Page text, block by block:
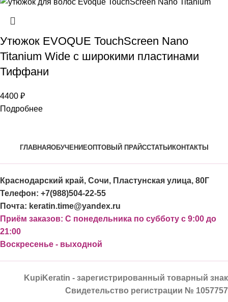
Утюжок EVOQUE TouchScreen Nano
Titanium Wide с широкими пластинами
Тиффани
4400 ₽
Подробнее
ГЛАВНАЯОБУЧЕНИЕОПТОВЫЙ ПРАЙССТАТЬИ КОНТАКТЫ
Краснодарский край, Сочи, Пластунская улица, 80Г
Телефон: +7(988)504-22-55
Почта: keratin.time@yandex.ru
Приём заказов: С понедельника по субботу с 9:00 до
21:00
Воскресенье - выходной
KupiKeratin - зарегистрированный товарный знак
Свидетельство регистрации № 1057757